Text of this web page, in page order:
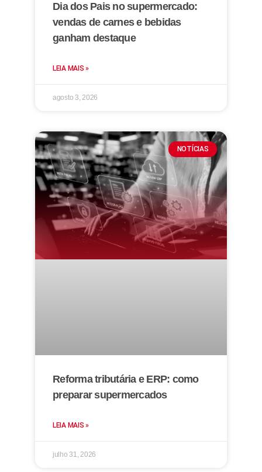
Dia dos Pais no supermercado:
vendas de carnes e bebidas
ganham destaque
LEIA MAIS »
agosto 3, 2026
NOTÍCIAS
Reforma tributária e ERP: como
preparar supermercados
LEIA MAIS »
julho 31, 2026